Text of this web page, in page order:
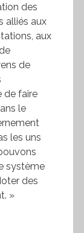
des
alliés aux
aux
de
de faire
le
les uns
système
des
»